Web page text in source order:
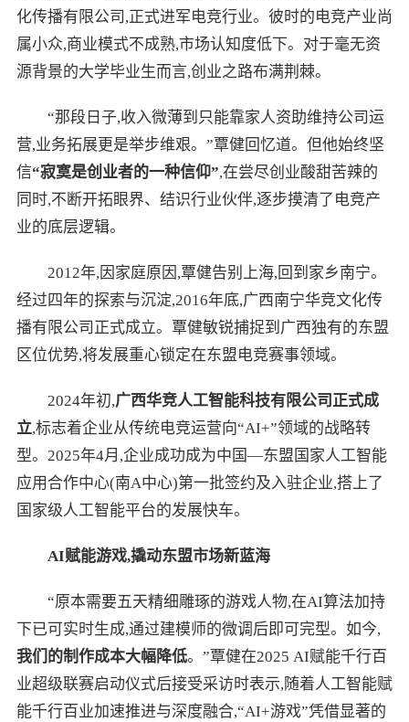
化传播有限公司,正式进军电竞行业。彼时的电竞产业尚
属小众,商业模式不成熟,市场认知度低下。对于毫无资
源背景的大学毕业生而言,创业之路布满荆棘。
“那段日子,收入微薄到只能靠家人资助维持公司运
营,业务拓展更是举步维艰。”覃健回忆道。但他始终坚
信“寂寞是创业者的一种信仰”,在尝尽创业酸甜苦辣的
同时,不断开拓眼界、结识行业伙伴,逐步摸清了电竞产
业的底层逻辑。
2012年,因家庭原因,覃健告别上海,回到家乡南宁。
经过四年的探索与沉淀,2016年底,广西南宁华竞文化传
播有限公司正式成立。覃健敏锐捕捉到广西独有的东盟
区位优势,将发展重心锁定在东盟电竞赛事领域。
2024年初,广西华竞人工智能科技有限公司正式成
立,标志着企业从传统电竞运营向“AI+”领域的战略转
型。2025年4月,企业成功成为中国—东盟国家人工智能
应用合作中心(南A中心)第一批签约及入驻企业,搭上了
国家级人工智能平台的发展快车。
AI赋能游戏,撬动东盟市场新蓝海
“原本需要五天精细雕琢的游戏人物,在AI算法加持
下已可实时生成,通过建模师的微调后即可完型。如今,
我们的制作成本大幅降低。”覃健在2025 AI赋能千行百
业超级联赛启动仪式后接受采访时表示,随着人工智能赋
能千行百业加速推进与深度融合,“AI+游戏”凭借显著的